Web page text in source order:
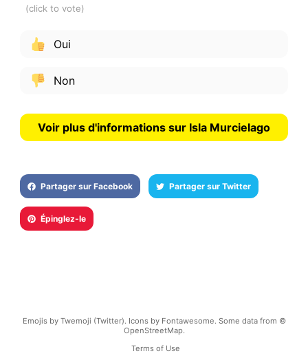
Oui
Non
Voir plus d'informations sur Isla Murcielago
Partager sur Facebook Partager sur Twitter
Épinglez-le
Emojis by Twemoji (Twitter). Icons by Fontawesome. Some data from ©
OpenStreetMap.
Terms of Use